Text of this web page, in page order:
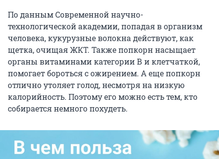
По данным Современной научно-
технологической академии, попадая в организм
человека, кукурузные волокна действуют, как
щетка, очищая ЖКТ. Также попкорн насыщает
органы витаминами категории В и клетчаткой,
помогает бороться с ожирением. А еще попкорн
отлично утоляет голод, несмотря на низкую
калорийность. Поэтому его можно есть тем, кто
собирается немного похудеть.